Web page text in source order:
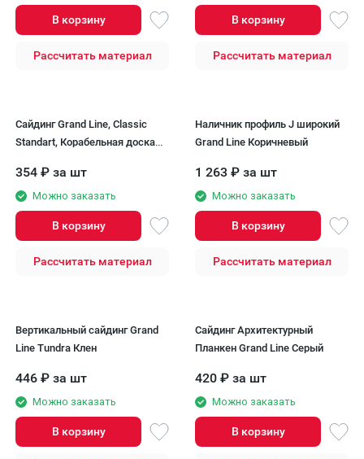
В корзину
Рассчитать материал
В корзину
Рассчитать материал
Сайдинг Grand Line, Classic
Standart, Корабельная доска
354 ₽ за шт
Можно заказать
В корзину
Рассчитать материал
Наличник профиль J широкий
Grand Line Коричневый
1 263 ₽ за шт
Можно заказать
В корзину
Рассчитать материал
Вертикальный сайдинг Grand
Line Tundra Клен
446 ₽ за шт
Можно заказать
В корзину
Сайдинг Архитектурный
Планкен Grand Line Серый
420 ₽ за шт
Можно заказать
В корзину